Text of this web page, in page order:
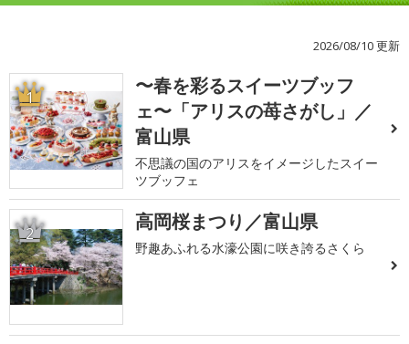
2026/08/10 更新
1
〜春を彩るスイーツブッフ
ェ〜「アリスの苺さがし」／
富山県
不思議の国のアリスをイメージしたスイー
ツブッフェ
2 高岡桜まつり／富山県
野趣あふれる水濠公園に咲き誇るさくら